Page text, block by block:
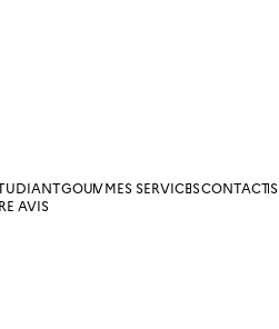
MES SERVICESCONTACTS
AVIS